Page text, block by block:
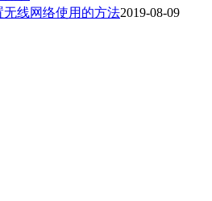
线网络使用的方法2019-08-09